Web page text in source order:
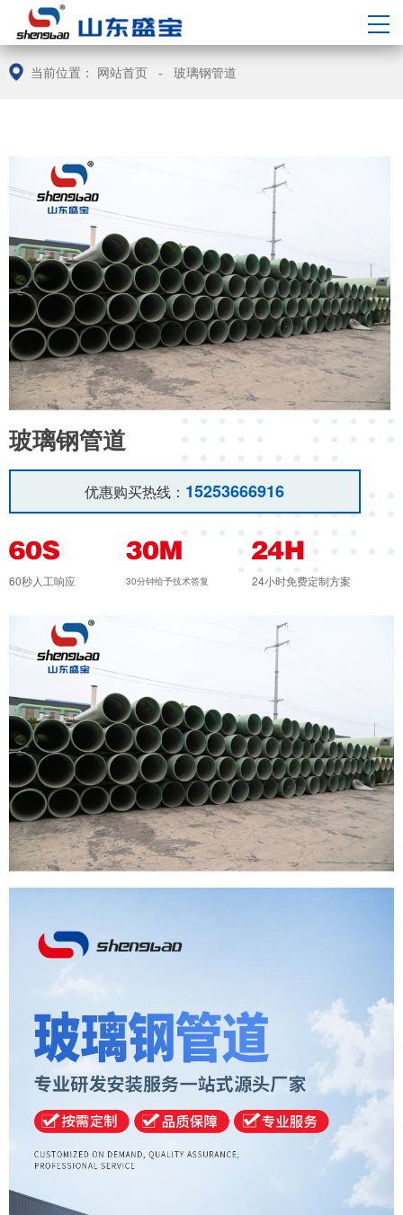
当前位置： 网站首页 - 玻璃钢管道
玻璃钢管道
优惠购买热线： 15253666916
60秒人工响应 30分钟给予技术答复 24小时免费定制方案